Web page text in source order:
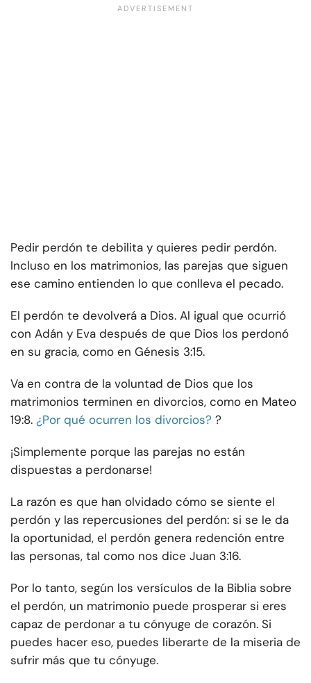
Pedir perdón te debilita y quieres pedir perdón.
Incluso en los matrimonios, las parejas que siguen
ese camino entienden lo que conlleva el pecado.
El perdón te devolverá a Dios. Al igual que ocurrió
con Adán y Eva después de que Dios los perdonó
en su gracia, como en Génesis 3:15.
Va en contra de la voluntad de Dios que los
matrimonios terminen en divorcios, como en Mateo
19:8. ¿Por qué ocurren los divorcios? ?
¡Simplemente porque las parejas no están
dispuestas a perdonarse!
La razón es que han olvidado cómo se siente el
perdón y las repercusiones del perdón: si se le da
la oportunidad, el perdón genera redención entre
las personas, tal como nos dice Juan 3:16.
Por lo tanto, según los versículos de la Biblia sobre
el perdón, un matrimonio puede prosperar si eres
capaz de perdonar a tu cónyuge de corazón. Si
puedes hacer eso, puedes liberarte de la miseria de
sufrir más que tu cónyuge.